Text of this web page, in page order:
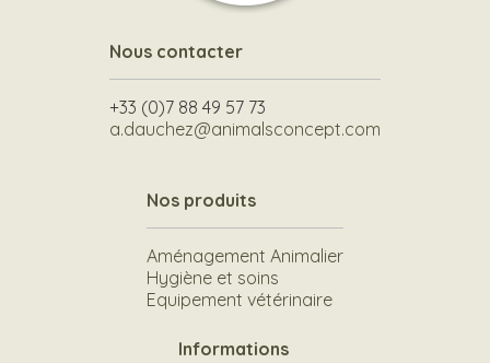
Nous contacter
+33 (0)7 88 49 57 73
a.dauchez@animalsconcept.com
Nos produits
Aménagement Animalier
Hygiène et soins
Equipement vétérinaire
Informations